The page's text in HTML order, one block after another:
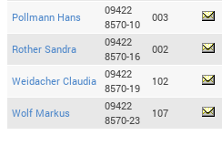
Pollmann Hans
09422
8570-10
003
Rother Sandra
09422
8570-16
002
Weidacher Claudia
09422
8570-19
102
Wolf Markus
09422
8570-23
107